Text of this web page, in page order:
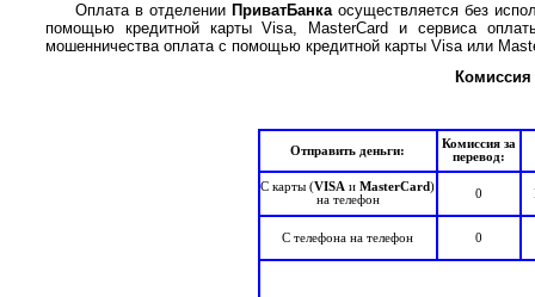
Оплата в отделении ПриватБанкаосуществляется без
помощью кредитной карты Visa, MasterCard и сервиса
мошенничества оплата с помощью кредитной карты Visa или
Отправить деньги:
Комиссия за
перевод:
С карты (VISA иMasterCard)
на телефон
0
С телефона на телефон 0